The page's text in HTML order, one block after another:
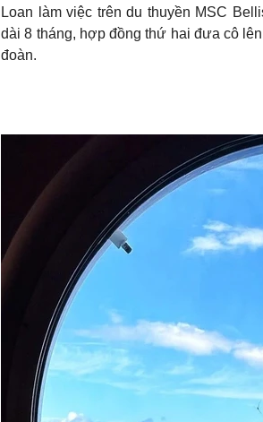
Loan làm việc trên du thuyền MSC
dài 8 tháng, hợp đồng thứ hai đưa cô
đoàn.